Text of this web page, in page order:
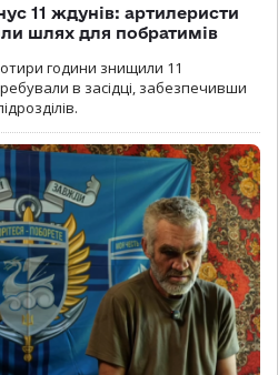
11 ждунів: артилеристи
шлях для побратимів
години знищили 11
в засідці, забезпечивши